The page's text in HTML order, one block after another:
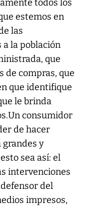
todos los
estemos en
las
la población
que
de compras, que
que identifique
le brinda
consumidor
de hacer
grandes y
sea así: el
intervenciones
del
impresos,